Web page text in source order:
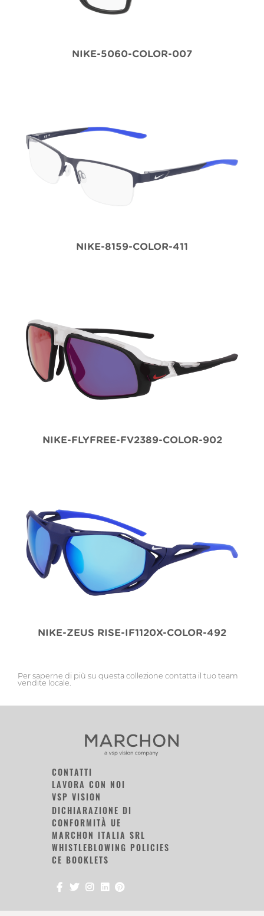
NIKE-5060-COLOR-007
NIKE-8159-COLOR-411
NIKE-FLYFREE-FV2389-COLOR-902
NIKE-ZEUS RISE-IF1120X-COLOR-492
Per saperne di più su questa collezione contatta il tuo team
vendite locale.
CONTATTI
LAVORA CON NOI
VSP VISION
DICHIARAZIONE DI
CONFORMITÀ UE
MARCHON ITALIA SRL
WHISTLEBLOWING POLICIES
CE BOOKLETS